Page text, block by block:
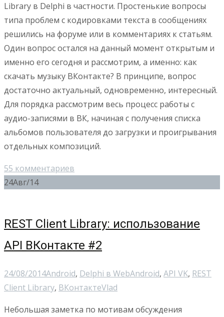
Library в Delphi в частности. Простенькие вопросы
типа проблем с кодировками текста в сообщениях
решились на форуме или в комментариях к статьям.
Один вопрос остался на данный момент открытым и
именно его сегодня и рассмотрим, а именно: как
скачать музыку ВКонтакте? В принципе, вопрос
достаточно актуальный, одновременно, интересный.
Для порядка рассмотрим весь процесс работы с
аудио-записями в ВК, начиная с получения списка
альбомов пользователя до загрузки и проигрывания
отдельных композиций.
55 комментариев
24Авг/14
REST Client Library: использование
API ВКонтакте #2
24/08/2014Android, Delphi в WebAndroid, API VK, REST
Client Library, ВКонтактеVlad
Небольшая заметка по мотивам обсуждения